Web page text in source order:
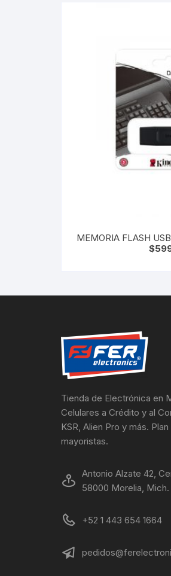
MEMORIA FLASH
$
Tienda de Electrónica en
Celulares a Crédito y al
KSR, Alien Pro y más.
mayoristas.
Antonio Alzate 42,
58000 Morelia, Mich.
+52 1 443 654 1664